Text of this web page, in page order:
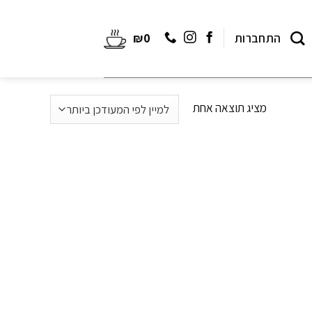
התחברות ₪0
מציג תוצאה אחת